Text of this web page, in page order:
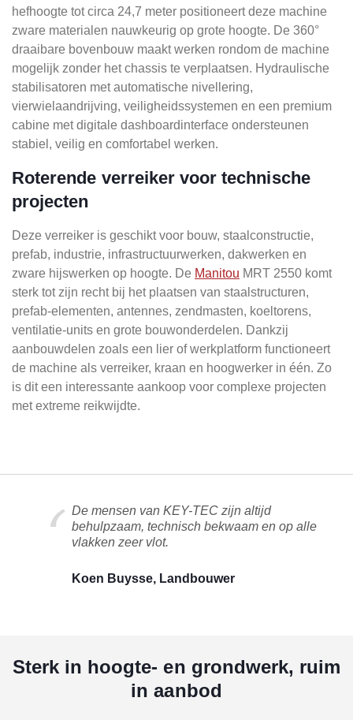
hefhoogte tot circa 24,7 meter positioneert deze machine
zware materialen nauwkeurig op grote hoogte. De 360°
draaibare bovenbouw maakt werken rondom de machine
mogelijk zonder het chassis te verplaatsen. Hydraulische
stabilisatoren met automatische nivellering,
vierwielaandrijving, veiligheidssystemen en een premium
cabine met digitale dashboardinterface ondersteunen
stabiel, veilig en comfortabel werken.
Roterende verreiker voor technische
projecten
Deze verreiker is geschikt voor bouw, staalconstructie,
prefab, industrie, infrastructuurwerken, dakwerken en
zware hijswerken op hoogte. De Manitou MRT 2550 komt
sterk tot zijn recht bij het plaatsen van staalstructuren,
prefab-elementen, antennes, zendmasten, koeltorens,
ventilatie-units en grote bouwonderdelen. Dankzij
aanbouwdelen zoals een lier of werkplatform functioneert
de machine als verreiker, kraan en hoogwerker in één. Zo
is dit een interessante aankoop voor complexe projecten
met extreme reikwijdte.
De mensen van KEY-TEC zijn altijd
behulpzaam, technisch bekwaam en op alle
vlakken zeer vlot.
Koen Buysse, Landbouwer
Sterk in hoogte- en grondwerk, ruim
in aanbod